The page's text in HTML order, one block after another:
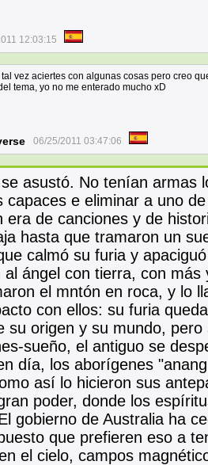
12:03:15
vez aciertes con algunas cosas pero creo
tema, yo no me enterado mucho xD
06/25/2011 03:47:06
asustó. No tenían armas
capaces e eliminar a uno
era de canciones y de
hasta que tramaron un
calmó su furia y
al ángel con tierra, con
el mntón en roca, y lo
con ellos: su furia
su origen y su mundo,
sueño, el antiguo se
día, los aborígenes
así lo hicieron sus
poder, donde los
gobierno de Australia ha
que prefieren eso a
el cielo, campos